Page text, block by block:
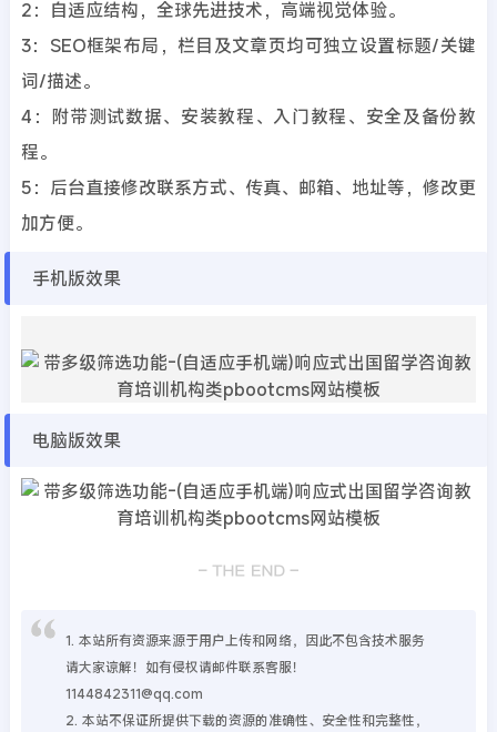
2：自适应结构，全球先进技术，高端视觉体验。
3：SEO框架布局，栏目及文章页均可独立设置标题/关键
词/描述。
4：附带测试数据、安装教程、入门教程、安全及备份教
程。
5：后台直接修改联系方式、传真、邮箱、地址等，修改更
加方便。
手机版效果
电脑版效果
1. 本站所有资源来源于用户上传和网络，因此不包含技术服务
请大家谅解！如有侵权请邮件联系客服！
1144842311@qq.com
2. 本站不保证所提供下载的资源的准确性、安全性和完整性，